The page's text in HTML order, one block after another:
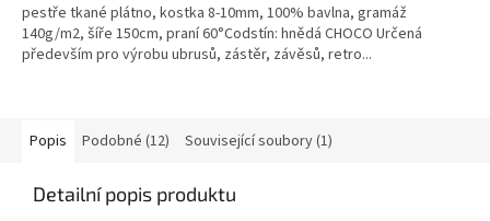
pestře tkané plátno, kostka 8-10mm, 100% bavlna, gramáž
140g/m2, šíře 150cm, praní 60°Codstín: hnědá CHOCO Určená
především pro výrobu ubrusů, zástěr, závěsů, retro...
Popis Podobné (12) Související soubory (1)
Detailní popis produktu